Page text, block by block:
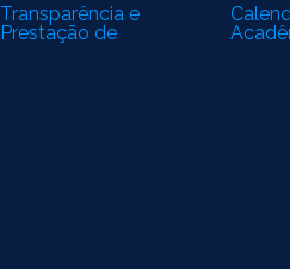
Transparência e
Prestação de